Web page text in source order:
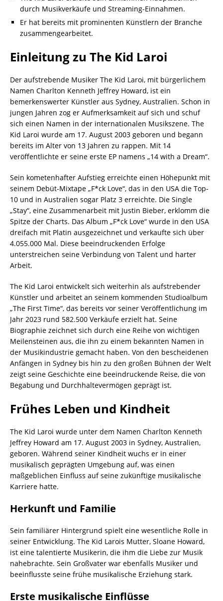
durch Musikverkäufe und Streaming-Einnahmen.
Er hat bereits mit prominenten Künstlern der Branche
zusammengearbeitet.
Einleitung zu The Kid Laroi
Der aufstrebende Musiker The Kid Laroi, mit bürgerlichem
Namen Charlton Kenneth Jeffrey Howard, ist ein
bemerkenswerter Künstler aus Sydney, Australien. Schon in
jungen Jahren zog er Aufmerksamkeit auf sich und schuf
sich einen Namen in der internationalen Musikszene. The
Kid Laroi wurde am 17. August 2003 geboren und begann
bereits im Alter von 13 Jahren zu rappen. Mit 14
veröffentlichte er seine erste EP namens „14 with a Dream“.
Sein kometenhafter Aufstieg erreichte einen Höhepunkt mit
seinem Debüt-Mixtape „F*ck Love“, das in den USA die Top-
10 und in Australien sogar Platz 3 erreichte. Die Single
„Stay“, eine Zusammenarbeit mit Justin Bieber, erklomm die
Spitze der Charts. Das Album „F*ck Love“ wurde in den USA
dreifach mit Platin ausgezeichnet und verkaufte sich über
4.055.000 Mal. Diese beeindruckenden Erfolge
unterstreichen seine Verbindung von Talent und harter
Arbeit.
The Kid Laroi entwickelt sich weiterhin als aufstrebender
Künstler und arbeitet an seinem kommenden Studioalbum
„The First Time“, das bereits vor seiner Veröffentlichung im
Jahr 2023 rund 582.500 Verkäufe erzielt hat. Seine
Biographie zeichnet sich durch eine Reihe von wichtigen
Meilensteinen aus, die ihn zu einem bekannten Namen in
der Musikindustrie gemacht haben. Von den bescheidenen
Anfängen in Sydney bis hin zu den großen Bühnen der Welt
zeigt seine Geschichte eine beeindruckende Reise, die von
Begabung und Durchhaltevermögen geprägt ist.
Frühes Leben und Kindheit
The Kid Laroi wurde unter dem Namen Charlton Kenneth
Jeffrey Howard am 17. August 2003 in Sydney, Australien,
geboren. Während seiner Kindheit wuchs er in einer
musikalisch geprägten Umgebung auf, was einen
maßgeblichen Einfluss auf seine zukünftige musikalische
Karriere hatte.
Herkunft und Familie
Sein familiärer Hintergrund spielt eine wesentliche Rolle in
seiner Entwicklung. The Kid Larois Mutter, Sloane Howard,
ist eine talentierte Musikerin, die ihm die Liebe zur Musik
nahebrachte. Sein Großvater war ebenfalls Musiker und
beeinflusste seine frühe musikalische Erziehung stark.
Erste musikalische Einflüsse